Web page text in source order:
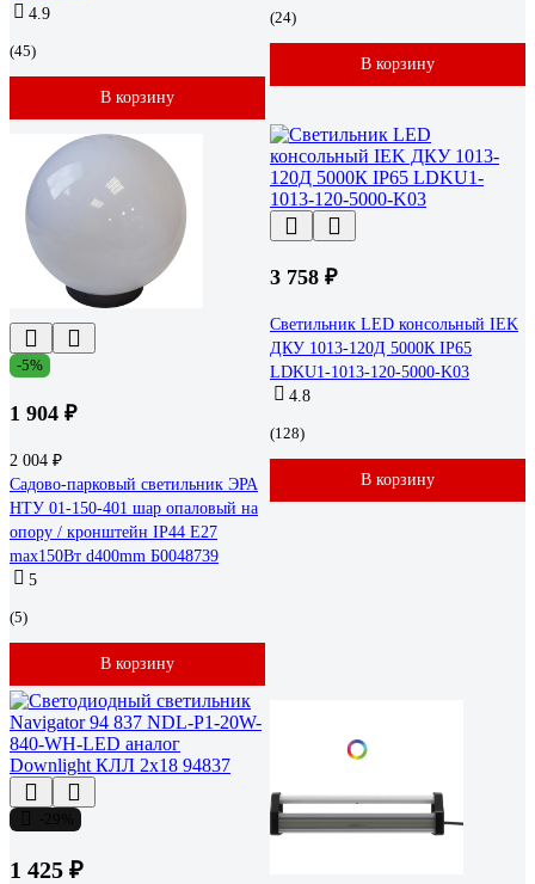
4.9
(45)
В корзину
(24)
В корзину
-5%
1 904 ₽
2 004 ₽
Садово-парковый светильник ЭРА
НТУ 01-150-401 шар опаловый на
опору / кронштейн IP44 Е27
max150Вт d400mm Б0048739
5
(5)
В корзину
3 758 ₽
Светильник LED консольный IEK
ДКУ 1013-120Д 5000К IP65
LDKU1-1013-120-5000-K03
4.8
(128)
В корзину
1 425 ₽